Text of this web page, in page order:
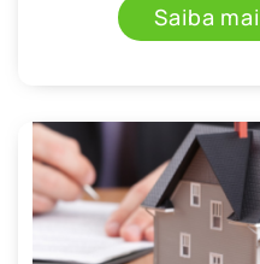
Saiba